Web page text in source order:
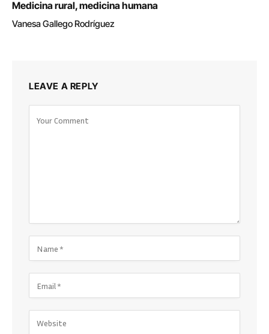
Medicina rural, medicina humana
Vanesa Gallego Rodríguez
LEAVE A REPLY